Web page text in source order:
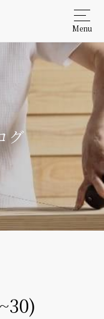
Menu
グ